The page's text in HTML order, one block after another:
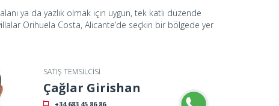
ya da yazlık olmak için uygun, tek katlı düzende
Orihuela Costa, Alicante’de seçkin bir bölgede yer
SATIŞ TEMSİLCİSİ
Çağlar Girishan
+34 683 45 86 86